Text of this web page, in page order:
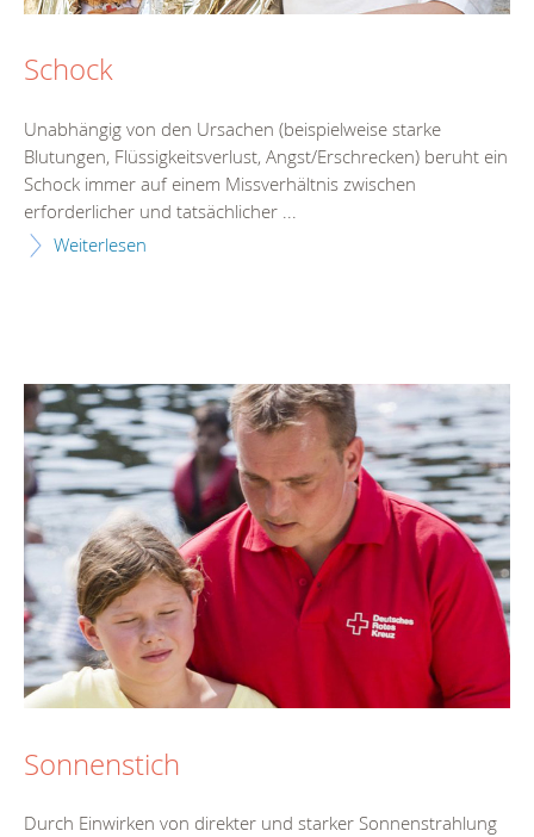
Schock
Unabhängig von den Ursachen (beispielweise starke
Blutungen, Flüssigkeitsverlust, Angst/Erschrecken) beruht ein
Schock immer auf einem Missverhältnis zwischen
erforderlicher und tatsächlicher ...
Weiterlesen
Sonnenstich
Durch Einwirken von direkter und starker Sonnenstrahlung